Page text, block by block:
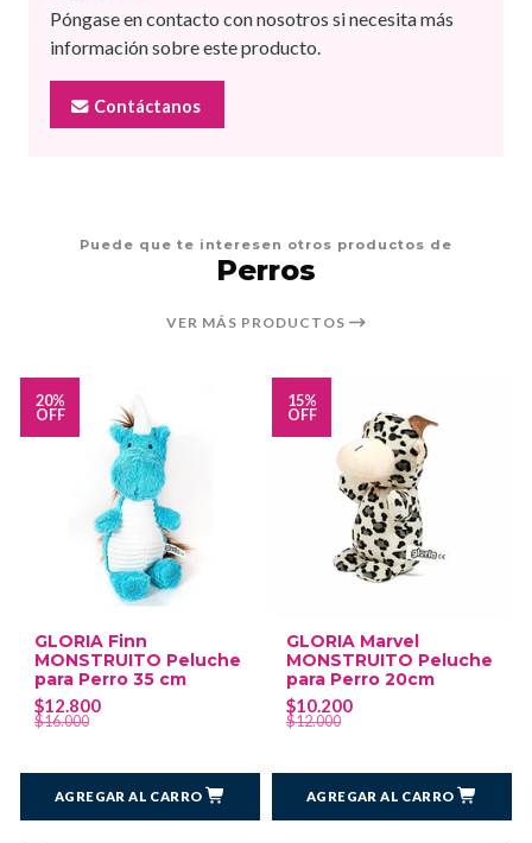
Póngase en contacto con nosotros si necesita más
información sobre este producto.
Contáctanos
Puede que te interesen otros productos de
Perros
VER MÁS PRODUCTOS
20%
OFF
GLORIA Finn
MONSTRUITO Peluche
para Perro 35 cm
$12.800
$16.000
AGREGAR AL CARRO
15%
OFF
GLORIA Marvel
MONSTRUITO Peluche
para Perro 20cm
$10.200
$12.000
AGREGAR AL CARRO